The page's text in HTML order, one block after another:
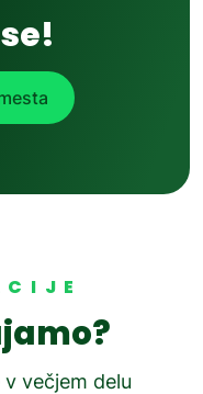
večjem delu